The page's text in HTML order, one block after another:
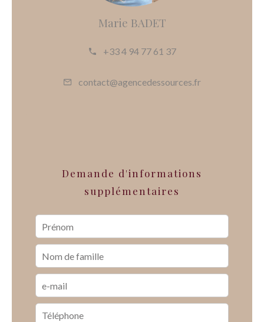
Marie BADET
+33 4 94 77 61 37
contact@agencedessources.fr
Demande d'informations
supplémentaires